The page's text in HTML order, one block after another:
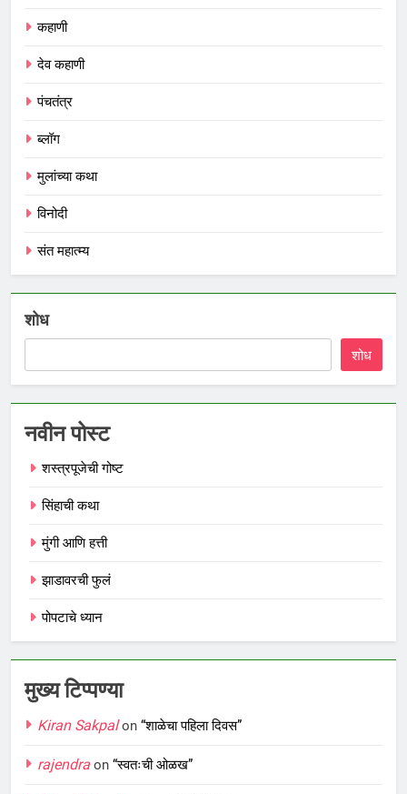
कहाणी
देव कहाणी
पंचतंत्र
ब्लॉग
मुलांच्या कथा
विनोदी
संत महात्म्य
शोध
शोध
नवीन पोस्ट
शस्त्रपूजेची गोष्ट
सिंहाची कथा
मुंगी आणि हत्ती
झाडावरची फुलं
पोपटाचे ध्यान
मुख्य टिप्पण्या
Kiran Sakpalon “शाळेचा पहिला दिवस”
rajendra on “स्वतःची ओळख”